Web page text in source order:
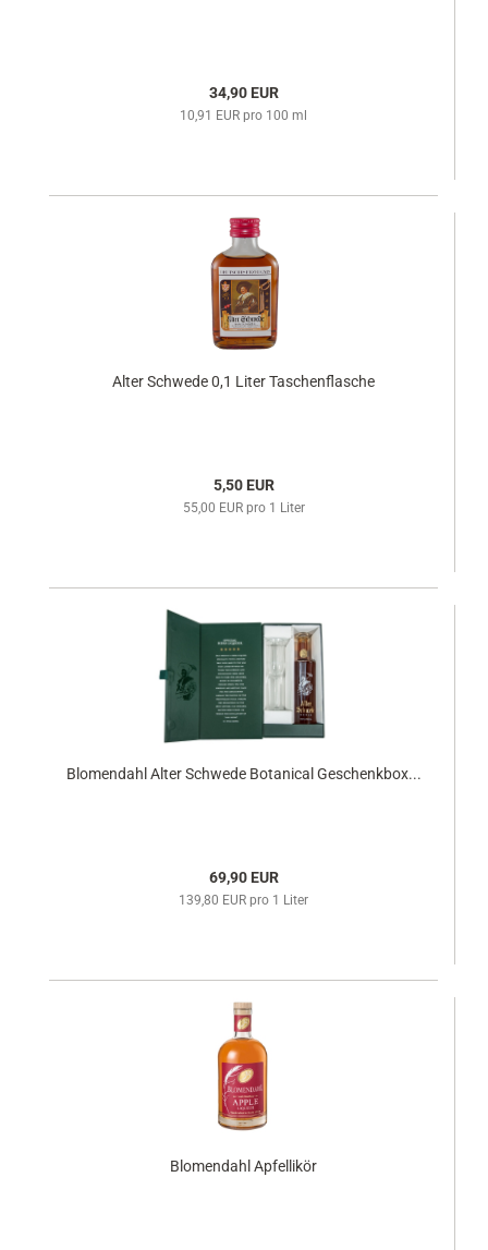
34,90 EUR
10,91 EUR pro 100 ml
Alter Schwede 0,1 Liter Taschenflasche
5,50 EUR
55,00 EUR pro 1 Liter
Blomendahl Alter Schwede Botanical Geschenkbox...
69,90 EUR
139,80 EUR pro 1 Liter
Blomendahl Apfellikör